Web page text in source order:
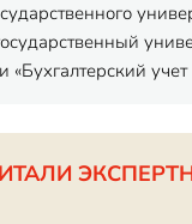
«Бухгалтерский учет